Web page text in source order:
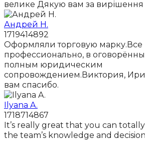
велике Дякую вам за вирішення
Андрей Н.
1719414892
Оформляли торговую марку.Все
профессионально, в
полным юридическим
сопровождением.Виктория,
вам спасибо.
Ilyana A.
1718714867
It’s really great that you can
the team’s knowledge and